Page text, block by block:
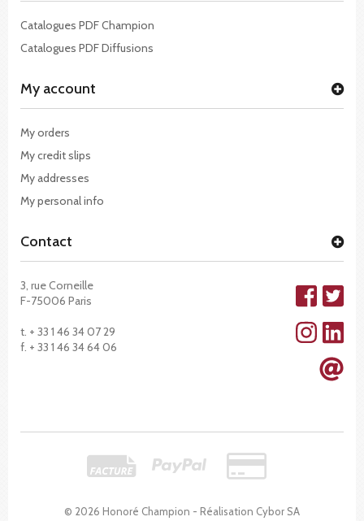
© 2026 Honoré Champion - Réalisation Cybor SA
Catalogues PDF Champion
Catalogues PDF Diffusions
My account
My orders
My credit slips
My addresses
My personal info
Contact
3, rue Corneille
F-75006 Paris
t. + 33 1 46 34 07 29
f. + 33 1 46 34 64 06